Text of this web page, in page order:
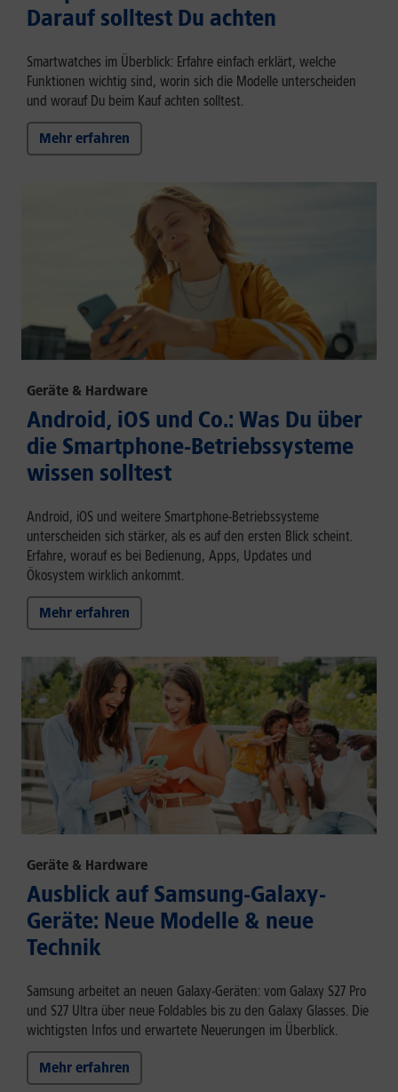
Darauf solltest Du achten
Smartwatches im Überblick: Erfahre einfach erklärt, welche
Funktionen wichtig sind, worin sich die Modelle unterscheiden
und worauf Du beim Kauf achten solltest.
Mehr erfahren
Geräte & Hardware
Android, iOS und Co.: Was Du über
die Smartphone-Betriebssysteme
wissen solltest
Android, iOS und weitere Smartphone-Betriebssysteme
unterscheiden sich stärker, als es auf den ersten Blick scheint.
Erfahre, worauf es bei Bedienung, Apps, Updates und
Ökosystem wirklich ankommt.
Mehr erfahren
Geräte & Hardware
Ausblick auf Samsung-Galaxy-
Geräte: Neue Modelle & neue
Technik
Samsung arbeitet an neuen Galaxy-Geräten: vom Galaxy S27 Pro
und S27 Ultra über neue Foldables bis zu den Galaxy Glasses. Die
wichtigsten Infos und erwartete Neuerungen im Überblick.
Mehr erfahren